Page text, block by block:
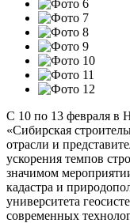
С 10 по 13 февраля в
«Сибирская
отрасли и
ускорения темпов
значимом
кадастра и
университета
современных